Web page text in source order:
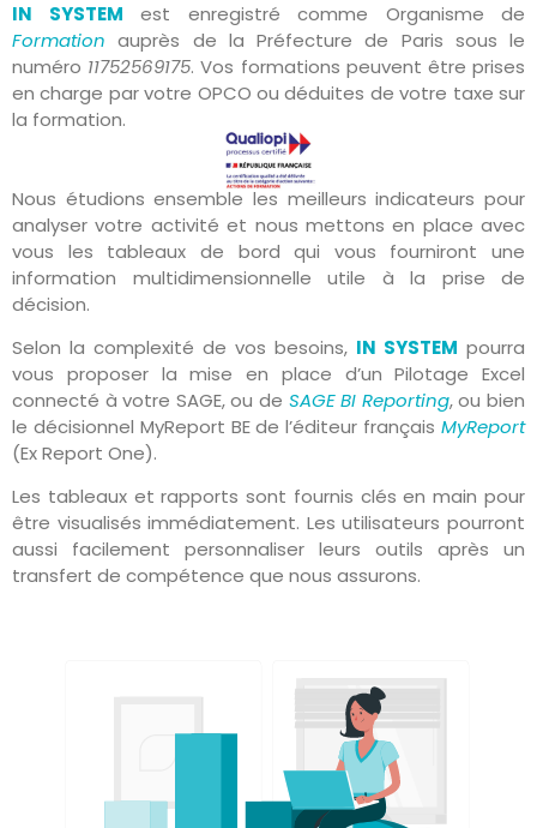
IN SYSTEM est enregistré comme Organisme de
Formation auprès de la Préfecture de Paris sous le
numéro 11752569175. Vos formations peuvent être prises
en charge par votre OPCO ou déduites de votre taxe sur
la formation.
Nous étudions ensemble les meilleurs indicateurs pour
analyser votre activité et nous mettons en place avec
vous les tableaux de bord qui vous fourniront une
information multidimensionnelle utile à la prise de
décision.
Selon la complexité de vos besoins, IN SYSTEM pourra
vous proposer la mise en place d’un Pilotage Excel
connecté à votre SAGE, ou de SAGE BI Reporting, ou bien
le décisionnel MyReport BE de l’éditeur français MyReport
(Ex Report One).
Les tableaux et rapports sont fournis clés en main pour
être visualisés immédiatement. Les utilisateurs pourront
aussi facilement personnaliser leurs outils après un
transfert de compétence que nous assurons.